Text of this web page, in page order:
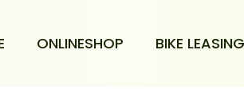
ONLINESHOP BIKE LEASING